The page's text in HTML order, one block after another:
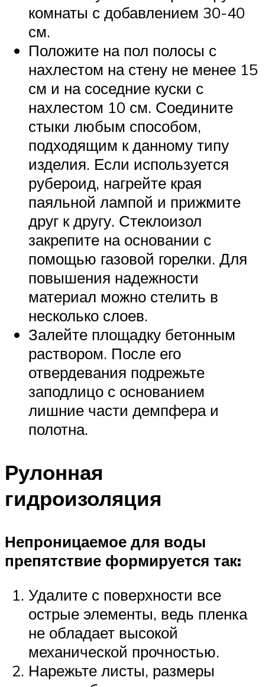
комнаты с добавлением 30-40
см.
Положите на пол полосы с
нахлестом на стену не менее 15
см и на соседние куски с
нахлестом 10 см. Соедините
стыки любым способом,
подходящим к данному типу
изделия. Если используется
рубероид, нагрейте края
паяльной лампой и прижмите
друг к другу. Стеклоизол
закрепите на основании с
помощью газовой горелки. Для
повышения надежности
материал можно стелить в
несколько слоев.
Залейте площадку бетонным
раствором. После его
отвердевания подрежьте
заподлицо с основанием
лишние части демпфера и
полотна.
Рулонная
гидроизоляция
Непроницаемое для воды
препятствие формируется так:
Удалите с поверхности все
острые элементы, ведь пленка
не обладает высокой
механической прочностью.
Нарежьте листы, размеры